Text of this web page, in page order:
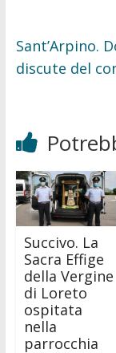
Sant’Arpino.
discute del
Succivo. La
Sacra Effige
della Vergine
di Loreto
ospitata
nella
parrocchia